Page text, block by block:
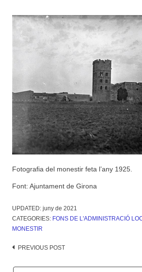
Fotografia del monestir feta l’any 1925.
Font: Ajuntament de Girona
UPDATED: juny de 2021
CATEGORIES: FONS DE L'ADMINISTRACIÓ
MONESTIR
Post
PREVIOUS POST